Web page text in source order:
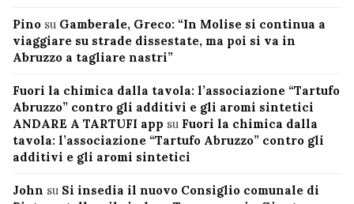
Pino su Gamberale, Greco: “In Molise si continua a
viaggiare su strade dissestate, ma poi si va in
Abruzzo a tagliare nastri”
Fuori la chimica dalla tavola: l’associazione “Tartufo
Abruzzo” contro gli additivi e gli aromi sintetici
ANDARE A TARTUFI app su Fuori la chimica dalla
tavola: l’associazione “Tartufo Abruzzo” contro gli
additivi e gli aromi sintetici
John su Si insedia il nuovo Consiglio comunale di